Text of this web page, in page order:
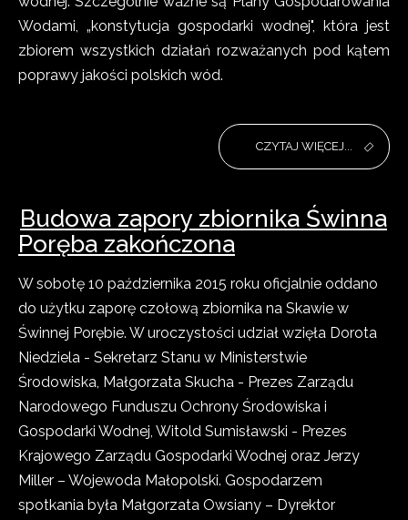
Wodami, „konstytucja gospodarki wodnej", która jest
zbiorem wszystkich działań rozważanych pod kątem
poprawy jakości polskich wód.
CZYTAJ WIĘCEJ...
Budowa zapory zbiornika Świnna
Poręba zakończona
W sobotę 10 października 2015 roku oficjalnie oddano
do użytku zaporę czołową zbiornika na Skawie w
Świnnej Porębie. W uroczystości udział wzięła Dorota
Niedziela - Sekretarz Stanu w Ministerstwie
Środowiska, Małgorzata Skucha - Prezes Zarządu
Narodowego Funduszu Ochrony Środowiska i
Gospodarki Wodnej, Witold Sumisławski - Prezes
Krajowego Zarządu Gospodarki Wodnej oraz Jerzy
Miller – Wojewoda Małopolski. Gospodarzem
spotkania była Małgorzata Owsiany – Dyrektor